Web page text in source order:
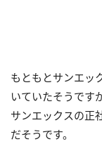
もともとサンエッ
いていたそうです
サンエックスの正
だそうです。